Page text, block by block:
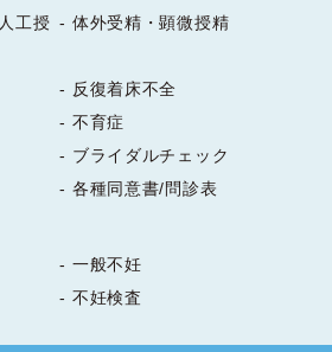
す。"
報
お花は涼し気なリンドウと、対象
色のカラーが鮮やかなアレンジと
おります。
けし、本格的な暑さが始まります
付け下さい。
フ一同元気に皆さまをお迎えいた
の方へ。
工授
体外受精・顕微授精
反復着床不全
不育症
ブライダルチェック
各種同意書/問診表
一般不妊
不妊検査